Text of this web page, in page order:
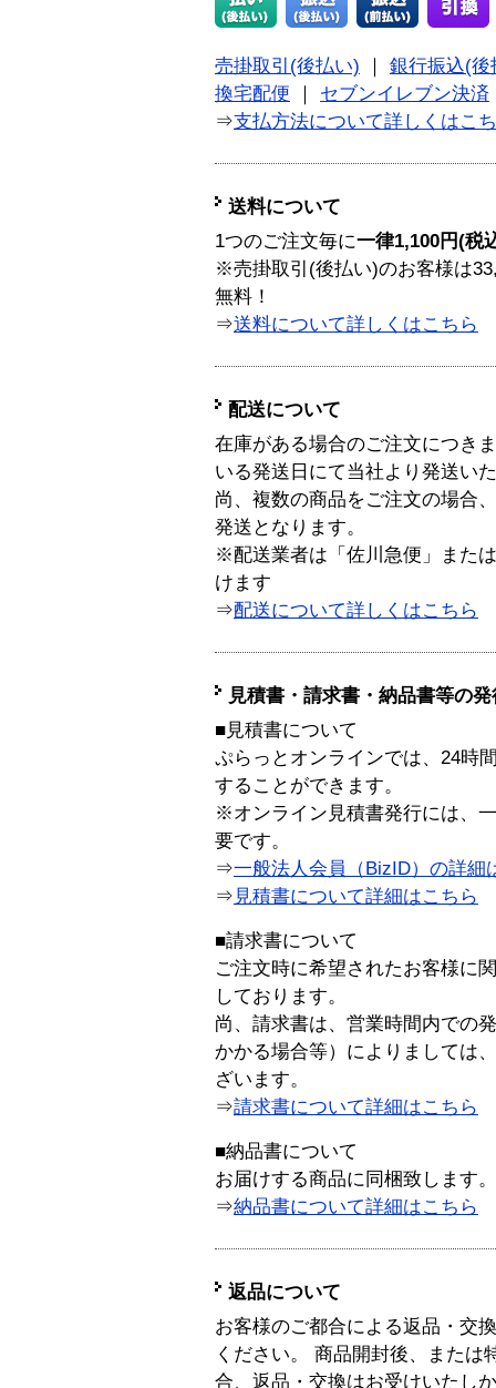
売掛取引(後払い)
銀行振込(後
換宅配便
セブンイレブン決済
⇒支払方法について詳しくはこ
送料について
1つのご注文毎に一律1,100円(税
※売掛取引(後払い)のお客様は
無料！
⇒送料について詳しくはこちら
配送について
在庫がある場合のご注文につき
いる発送日にて当社より発送い
尚、複数の商品をご注文の場合
発送となります。
※配送業者は「佐川急便」また
けます
⇒配送について詳しくはこちら
見積書・請求書・納品書等の
■見積書について
ぷらっとオンラインでは、24時
することができます。
※オンライン見積書発行には、
要です。
⇒一般法人会員（BizID）の詳細
⇒ 見積書について詳細はこちら
■請求書について
ご注文時に希望されたお客様に
しております。
尚、請求書は、営業時間内での
かかる場合等）によりましては
ざいます。
⇒請求書について詳細はこちら
■納品書について
お届けする商品に同梱致します。
⇒納品書について詳細はこちら
返品について
お客様のご都合による返品・交
ください。 商品開封後、または
合、返品・交換はお受けいたし